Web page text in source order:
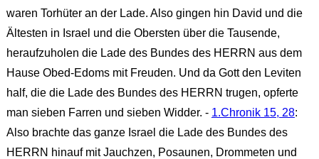
waren Torhüter an der Lade. Also gingen hin David und die
Ältesten in Israel und die Obersten über die Tausende,
heraufzuholen die Lade des Bundes des HERRN aus dem
Hause Obed-Edoms mit Freuden. Und da Gott den Leviten
half, die die Lade des Bundes des HERRN trugen, opferte
man sieben Farren und sieben Widder. - 1.Chronik 15, 28:
Also brachte das ganze Israel die Lade des Bundes des
HERRN hinauf mit Jauchzen, Posaunen, Drommeten und